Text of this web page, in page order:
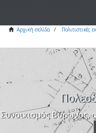
Αρχική σελίδα Πολιτιστικές
Συνοικισμός Βύρωνος,